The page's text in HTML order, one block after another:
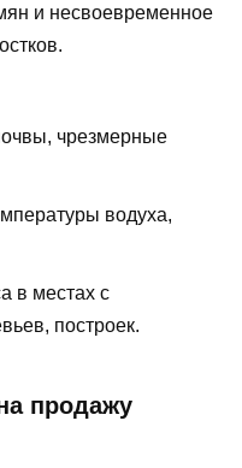
и несвоевременное
чрезмерные
водуха,
в местах с
построек.
продажу